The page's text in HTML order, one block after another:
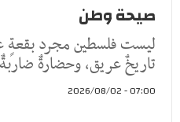
صيحة وطن
ليست فلسطين مجرد بقعةٍ
تاريخٌ عريق، وحضارةٌ
07:00 - 2026/08/02